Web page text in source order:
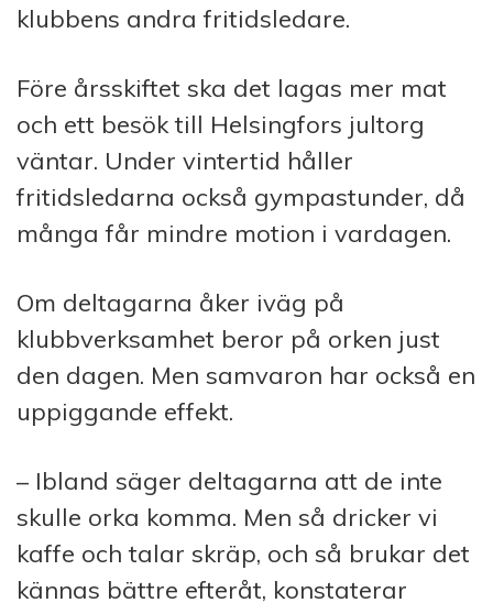
klubbens andra fritidsledare.
Före årsskiftet ska det lagas mer mat
och ett besök till Helsingfors jultorg
väntar. Under vintertid håller
fritidsledarna också gympastunder, då
många får mindre motion i vardagen.
Om deltagarna åker iväg på
klubbverksamhet beror på orken just
den dagen. Men samvaron har också en
uppiggande effekt.
– Ibland säger deltagarna att de inte
skulle orka komma. Men så dricker vi
kaffe och talar skräp, och så brukar det
kännas bättre efteråt, konstaterar